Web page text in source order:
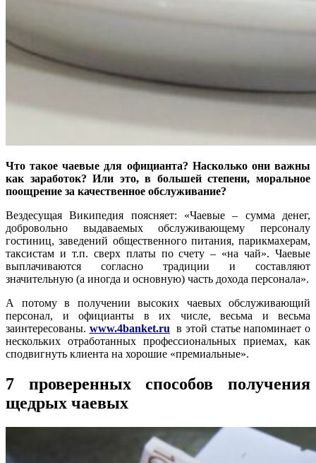
Что такое чаевые для официанта? Насколько они важны
как заработок? Или это, в большей степени, моральное
поощрение за качественное обслуживание?
Вездесущая Википедия поясняет: «Чаевые – сумма денег,
добровольно выдаваемых обслуживающему персоналу
гостиниц, заведений общественного питания, парикмахерам,
таксистам и т.п. сверх платы по счету – «на чай». Чаевые
выплачиваются согласно традиции и составляют
значительную (а иногда и основную) часть дохода персонала».
А потому в получении высоких чаевых обслуживающий
персонал, и официанты в их числе, весьма и весьма
заинтересованы. www.4banket.ruв этой статье напоминает о
нескольких отработанных профессиональных приемах, как
сподвигнуть клиента на хорошие «премиальные».
7 проверенных способов получения
щедрых чаевых